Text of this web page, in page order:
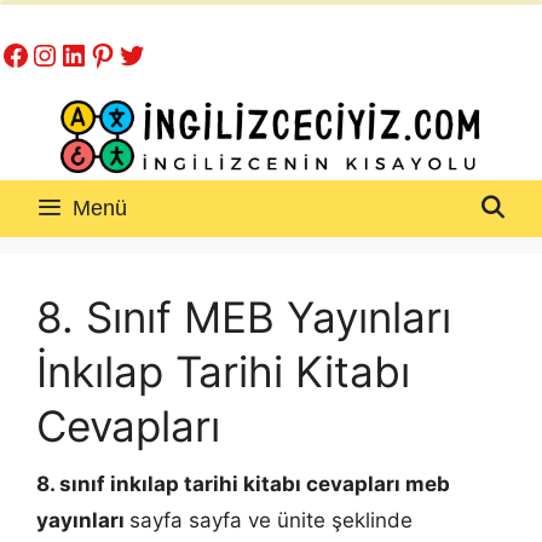
atla
Facebook
Instagram
LinkedIn
Pinterest
Twitter
Menü
8. Sınıf MEB Yayınları
İnkılap Tarihi Kitabı
Cevapları
8. sınıf inkılap tarihi kitabı cevapları meb
yayınları sayfa sayfa ve ünite şeklinde